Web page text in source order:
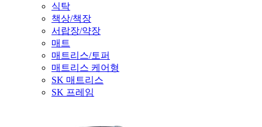
식탁
책상/책장
서랍장/약장
매트
매트리스/토퍼
매트리스 케어형
SK 매트리스
SK 프레임